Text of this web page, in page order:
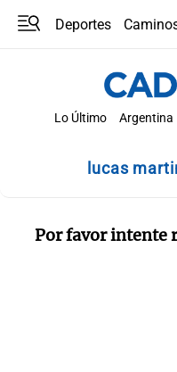
Deportes
Lo Último Argentina
lucas
Por favor intente